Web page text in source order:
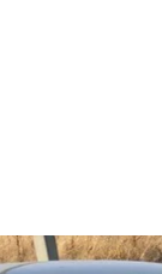
загинув місцевий